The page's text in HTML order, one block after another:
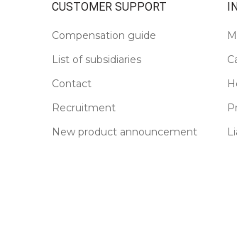
CUSTOMER SUPPORT
Compensation guide
List of subsidiaries
Contact
Recruitment
New product announcement